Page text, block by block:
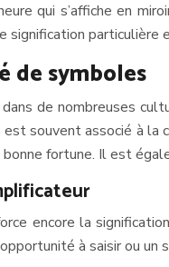
qui s’affiche en
particulière
de symboles
de nombreuses
souvent associé à la
fortune. Il est
encore la
à saisir ou un